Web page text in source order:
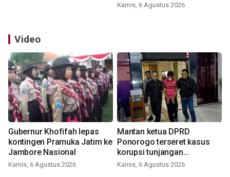
Kamis, 6 Agustus 2026
Video
Gubernur Khofifah lepas
kontingen Pramuka Jatim ke
Jambore Nasional
Kamis, 6 Agustus 2026
Mantan ketua DPRD
Ponorogo terseret kasus
korupsi tunjangan
perumahan
Kamis, 6 Agustus 2026